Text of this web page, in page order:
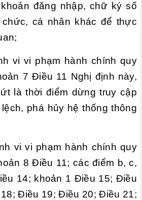
đăng nhập, chữ ký số
cá nhân khác để thực
vi vi phạm hành chính quy
7 Điều 11 Nghị định này,
là thời điểm dừng truy cập
phá hủy hệ thống thông
vi vi phạm hành chính quy
8 Điều 11; các điểm b, c,
14; khoản 1 Điều 15; Điều
Điều 19; Điều 20; Điều 21;